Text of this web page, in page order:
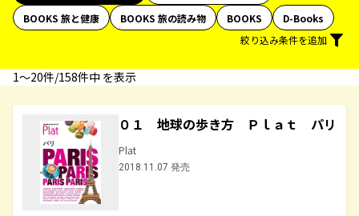
BOOKS 旅と健康
BOOKS 旅の読み物 BOOKS
D-Books
絞り込み条件を追加
1〜20件/158件中 を表示
０１ 地球の歩き方 Ｐｌａｔ パリ
Plat
2018.11.07 発売